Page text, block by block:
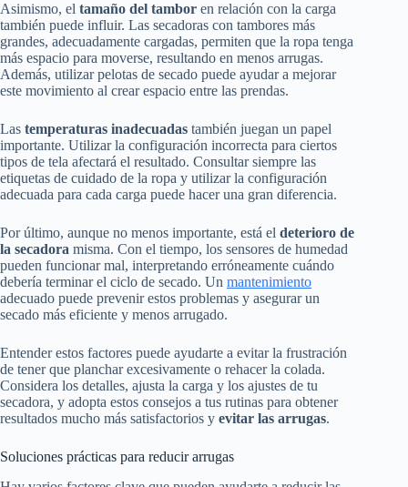
Asimismo, el tamaño del tambor en relación con la carga
también puede influir. Las secadoras con tambores más
grandes, adecuadamente cargadas, permiten que la ropa tenga
más espacio para moverse, resultando en menos arrugas.
Además, utilizar pelotas de secado puede ayudar a mejorar
este movimiento al crear espacio entre las prendas.
Las temperaturas inadecuadas también juegan un papel
importante. Utilizar la configuración incorrecta para ciertos
tipos de tela afectará el resultado. Consultar siempre las
etiquetas de cuidado de la ropa y utilizar la configuración
adecuada para cada carga puede hacer una gran diferencia.
Por último, aunque no menos importante, está el deterioro de
la secadora misma. Con el tiempo, los sensores de humedad
pueden funcionar mal, interpretando erróneamente cuándo
debería terminar el ciclo de secado. Un mantenimiento
adecuado puede prevenir estos problemas y asegurar un
secado más eficiente y menos arrugado.
Entender estos factores puede ayudarte a evitar la frustración
de tener que planchar excesivamente o rehacer la colada.
Considera los detalles, ajusta la carga y los ajustes de tu
secadora, y adopta estos consejos a tus rutinas para obtener
resultados mucho más satisfactorios y evitar las arrugas.
Soluciones prácticas para reducir arrugas